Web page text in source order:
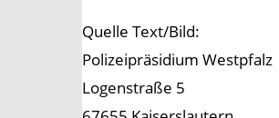
Quelle Text/Bild:
Polizeipräsidium Westpfalz
Logenstraße 5